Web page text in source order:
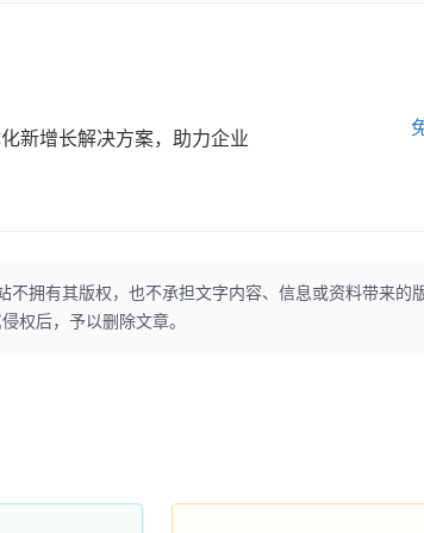
新增长解决方案，助力企业
拥有其版权，也不承担文字内容、信息或资料带来的
权后，予以删除文章。